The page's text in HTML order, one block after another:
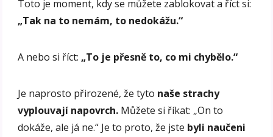
Toto je moment, kdy se můžete zablokovat a říct si:
„Tak na to nemám, to nedokážu.“
A nebo si říct: „To je přesně to, co mi chybělo.“
Je naprosto přirozené, že tyto naše strachy
vyplouvají napovrch. Můžete si říkat: „On to
dokáže, ale já ne.“ Je to proto, že jste byli naučeni